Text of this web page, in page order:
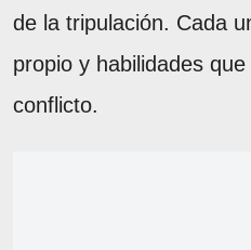
de la tripulación. Cada
propio y habilidades
conflicto.